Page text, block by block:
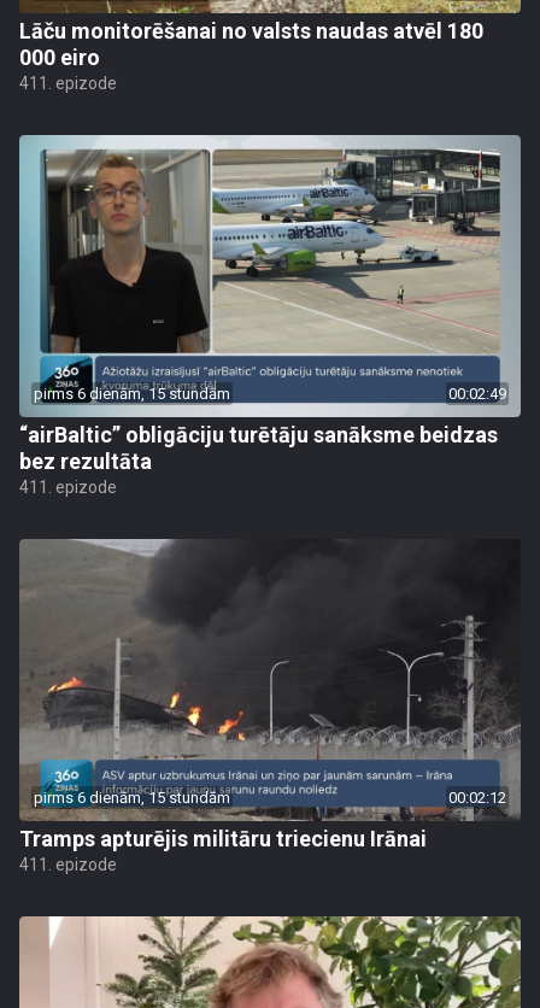
Lāču monitorēšanai no valsts naudas atvēl 180
000 eiro
411. epizode
pirms 6 dienām, 15 stundām 00:02:49
“airBaltic” obligāciju turētāju sanāksme beidzas
bez rezultāta
411. epizode
pirms 6 dienām, 15 stundām 00:02:12
Tramps apturējis militāru triecienu Irānai
411. epizode